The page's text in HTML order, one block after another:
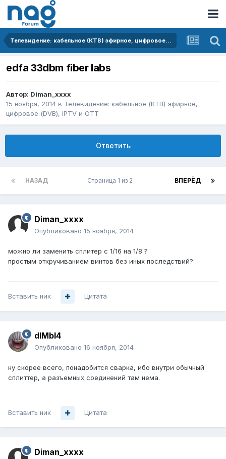
Телевидение: кабельное (КТВ) эфирное, цифровое (DVB), IPTV и OTT
edfa 33dbm fiber labs
Автор: Diman_xxxx
15 ноября, 2014 в Телевидение: кабельное (КТВ) эфирное,
цифровое (DVB), IPTV и OTT
Ответить
НАЗАД ВПЕРЁД
Страница 1 из 2
Diman_xxxx
Опубликовано 15 ноября, 2014
можно ли заменить сплитер с 1/16 на 1/8 ?
простым откручиванием винтов без иных последствий?
Вставить ник Цитата
dIMbI4
Опубликовано 16 ноября, 2014
ну скорее всего, понадобится сварка, ибо внутри обычный
сплиттер, а разъемных соединений там нема.
Вставить ник Цитата
Diman_xxxx